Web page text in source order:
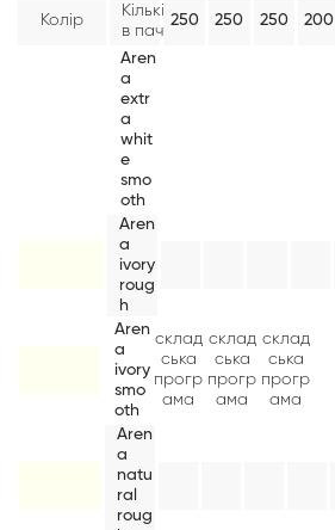
Колір
Кількість
в пачці:
250 250 250 200
Aren
a
extr
a
whit
e
smo
oth
Aren
a
ivory
roug
h
Aren
a
ivory
smo
oth
склад
ська
прогр
ама
склад
ська
прогр
ама
склад
ська
прогр
ама
Aren
a
natu
ral
roug